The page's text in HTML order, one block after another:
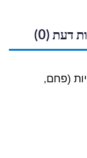
דעת (0)
(פחם,